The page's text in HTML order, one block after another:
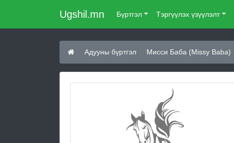
Ugshil.mn Бүртгэл Тэргүүлэх үзүүлэлт
Адууны бүртгэл Мисси Баба (Missy Baba)